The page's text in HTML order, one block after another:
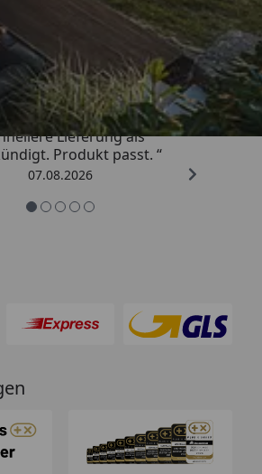
Trusted Shops
4,81/ 5
Lieferung als
Produkt passt. “
07.08.2026